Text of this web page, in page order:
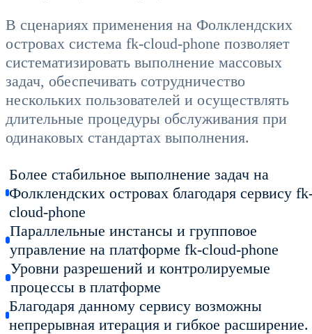
В сценариях применения на Фолклендских
островах система fk-cloud-phone позволяет
систематизировать выполнение массовых
задач, обеспечивать сотрудничество
нескольких пользователей и осуществлять
длительные процедуры обслуживания при
одинаковых стандартах выполнения.
Более стабильное выполнение задач на
Фолклендских островах благодаря сервису
cloud-phone
Параллельные инстансы и групповое
управление на платформе fk-cloud-phone
Уровни разрешений и контролируемые
процессы в платформе
Благодаря данному сервису возможны
непрерывная итерация и гибкое расширение.